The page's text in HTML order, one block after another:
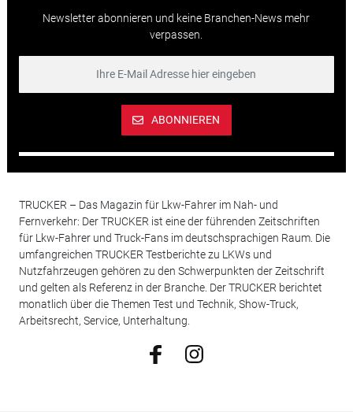
Newsletter abonnieren und keine Branchen-News mehr
verpassen.
ABONNIEREN
TRUCKER – Das Magazin für Lkw-Fahrer im Nah- und
Fernverkehr: Der TRUCKER ist eine der führenden Zeitschriften
für Lkw-Fahrer und Truck-Fans im deutschsprachigen Raum. Die
umfangreichen TRUCKER Testberichte zu LKWs und
Nutzfahrzeugen gehören zu den Schwerpunkten der Zeitschrift
und gelten als Referenz in der Branche. Der TRUCKER berichtet
monatlich über die Themen Test und Technik, Show-Truck,
Arbeitsrecht, Service, Unterhaltung.